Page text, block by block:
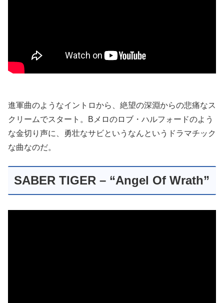
進軍曲のようなイントロから、絶望の深淵からの悲痛なス
クリームでスタート。Bメロのロブ・ハルフォードのよう
な金切り声に、勇壮なサビというなんというドラマチック
な曲なのだ。
SABER TIGER – “Angel Of Wrath”